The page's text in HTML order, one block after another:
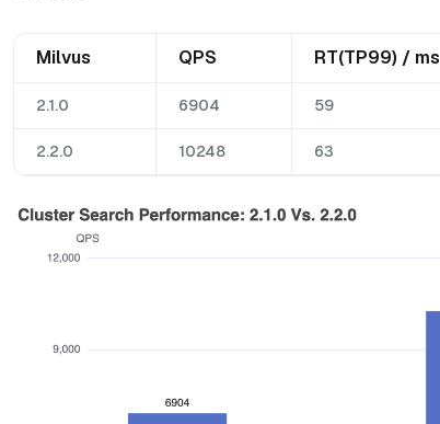
Milvus QPS RT(TP99) / ms
2.1.0 6904 59
2.2.0 10248 63